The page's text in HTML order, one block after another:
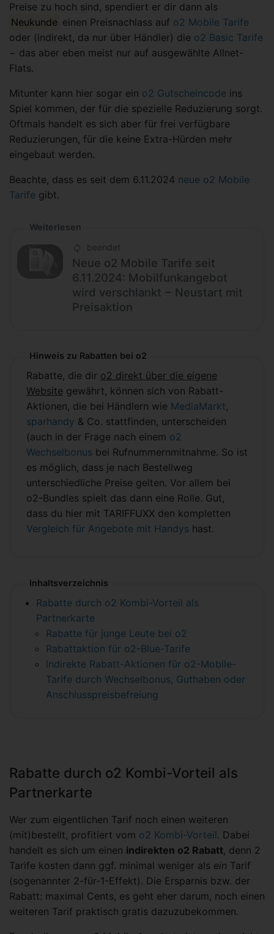
Preise zu hoch sind, spendiert er dir dann als
Neukunde einen Preisnachlass auf o2 Mobile Tarife
oder (indirekt, da nur über Händler) die o2 Basic Tarife
− das aber eben meist nur auf ausgewählte Allnet-
Flats.
Mitunter kann hier sogar ein o2 Gutscheincode ins
Spiel kommen, der für die spezielle Reduzierung sorgt.
Oftmals handelt es sich aber für frei verfügbare
Reduzierungen, für die keine Extra-Hürden mehr
eingebaut werden.
Beachte, dass es seit dem 6.11.2024 neue o2 Mobile
Tarife gibt.
Weiterlesen
beendet
Neue o2 Mobile Tarife seit
6.11.2024: Mobilfunkangebot
wird verschlankt − Neustart mit
Preisaktion
Hinweis zu Rabatten bei o2
Rabatte, die dir o2 direkt über die eigene
Website gewährt, können sich von Rabatt-
Aktionen, die bei Händlern wie MediaMarkt,
sparhandy & Co. stattfinden, unterscheiden
(auch in der Frage nach einem o2
Wechselbonus bei Rufnummernmitnahme. So ist
es möglich, dass je nach Bestellweg
unterschiedliche Preise gelten. Vor allem bei
o2-Bundles spielt das dann eine Rolle. Gut,
dass du hier mit TARIFFUXX den kompletten
Vergleich für Angebote mit Handys hast.
Inhaltsverzeichnis
Rabatte durch o2 Kombi-Vorteil als
Partnerkarte
Rabatte für junge Leute bei o2
Rabattaktion für o2-Blue-Tarife
Indirekte Rabatt-Aktionen für o2-Mobile-
Tarife durch Wechselbonus, Guthaben oder
Anschlusspreisbefreiung
Rabatte durch o2 Kombi-Vorteil als
Partnerkarte
Wer zum eigentlichen Tarif noch einen weiteren
(mit)bestellt, profitiert vom o2 Kombi-Vorteil. Dabei
handelt es sich um einen indirekten o2 Rabatt, denn 2
Tarife kosten dann ggf. minimal weniger als ein Tarif
(sogenannter 2-für-1-Effekt). Die Ersparnis bzw. der
Rabatt: maximal Cents, es geht eher darum, noch einen
weiteren Tarif praktisch gratis dazuzubekommen.